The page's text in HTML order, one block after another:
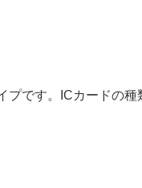
です。ICカードの